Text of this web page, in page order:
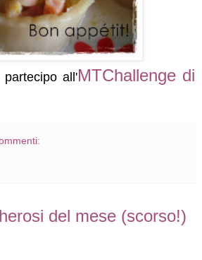
partecipo all'MTChallenge di
del mese (scorso!)